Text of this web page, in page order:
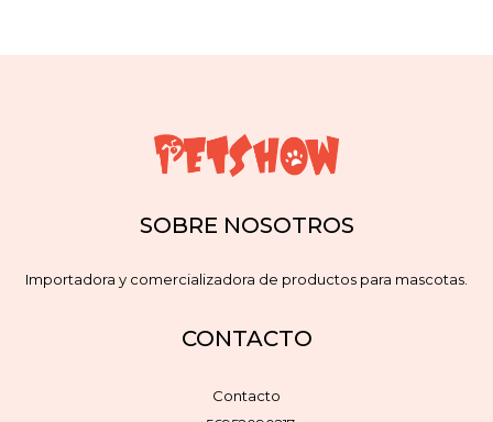
SOBRE NOSOTROS
Importadora y comercializadora de productos para mascotas.
CONTACTO
Contacto